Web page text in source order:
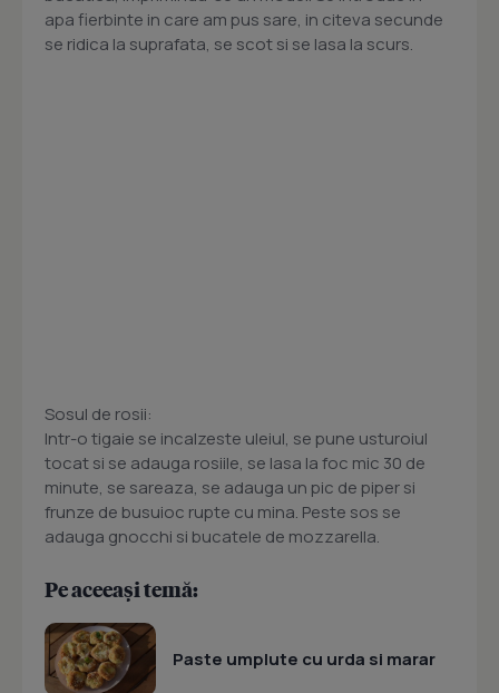
apa fierbinte in care am pus sare, in citeva secunde
se ridica la suprafata, se scot si se lasa la scurs.
Sosul de rosii:
Intr-o tigaie se incalzeste uleiul, se pune usturoiul
tocat si se adauga rosiile, se lasa la foc mic 30 de
minute, se sareaza, se adauga un pic de piper si
frunze de busuioc rupte cu mina. Peste sos se
adauga gnocchi si bucatele de mozzarella.
Pe aceeași temă:
Paste umplute cu urda si marar